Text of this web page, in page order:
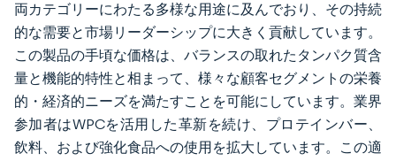
両カテゴリーにわたる多様な用途に及んでおり、その持続
的な需要と市場リーダーシップに大きく貢献しています。
この製品の手頃な価格は、バランスの取れたタンパク質含
量と機能的特性と相まって、様々な顧客セグメントの栄養
的・経済的ニーズを満たすことを可能にしています。業界
参加者はWPCを活用した革新を続け、プロテインバー、
飲料、および強化食品への使用を拡大しています。この適